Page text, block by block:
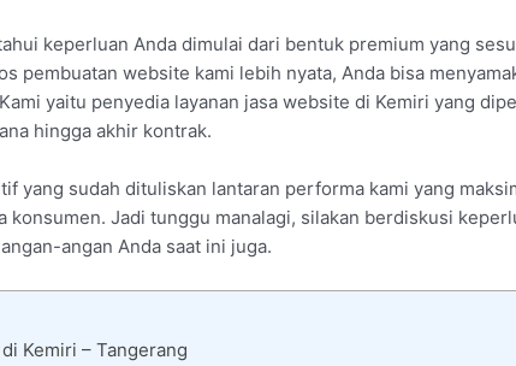
keperluan Anda dimulai dari bentuk premium yang
pembuatan website kami lebih nyata, Anda bisa
yaitu penyedia layanan jasa website di Kemiri yang
hingga akhir kontrak.
yang sudah dituliskan lantaran performa kami yang
konsumen. Jadi tunggu manalagi, silakan berdiskusi
angan Anda saat ini juga.
Kemiri – Tangerang